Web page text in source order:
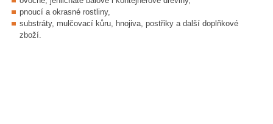
pnoucí a okrasné rostliny,
substráty, mulčovací kůru, hnojiva, postřiky a další doplňkové
zboží.